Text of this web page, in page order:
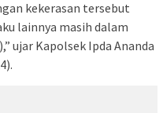
kekerasan tersebut
lainnya masih dalam
ujar Kapolsek Ipda Ananda